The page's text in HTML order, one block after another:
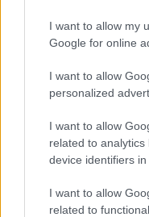
I want to allow my
Google for online
I want to allow
personalized
I want to allow
related to
device identifiers in
I want to allow
related to
Διαβάστε